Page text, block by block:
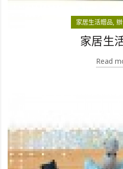
家居生活贈品
家居生
Read